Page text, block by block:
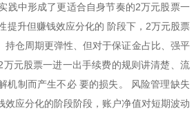
践中形成了更适合自身节奏的2万元股票一
提升但赚钱效应分化的 阶段下，2万元股票
仓周期更弹性、但对于保证金占比、强平
元股票一进一出手续费的规则讲清楚、流
机制而产生不必 要的损失。 风险管理缺失
应分化的阶段阶段，账户净值对短期波动